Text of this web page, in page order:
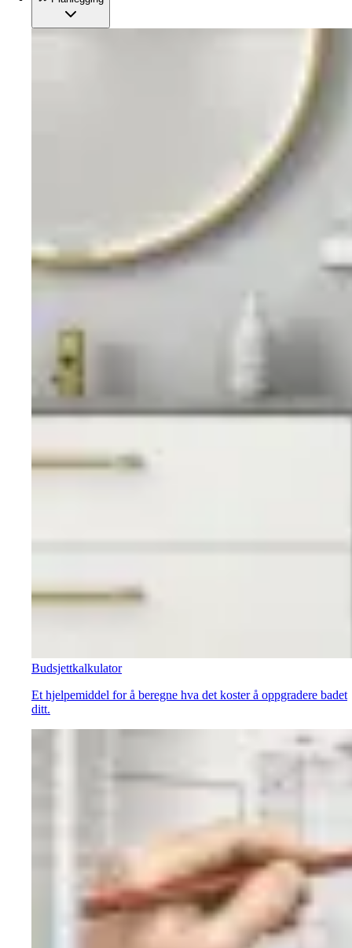
Budsjettkalkulator
Et hjelpemiddel for å beregne hva det koster å oppgradere badet
ditt.